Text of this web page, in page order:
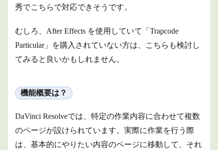
さ
2.6
PCの
ック
る点
は？
商品
情報
秀でこちらで対応できそうです。
むしろ、After Effects を使用していて「Trapcode
Particular」を購入されていない方は、こちらも検討し
てみると良いかもしれません。
機能概要は？
DaVinci Resolveでは、特定の作業内容に合わせて複数
のページが設けられています。実際に作業を行う際
は、基本的にやりたい内容のページに移動して、それ